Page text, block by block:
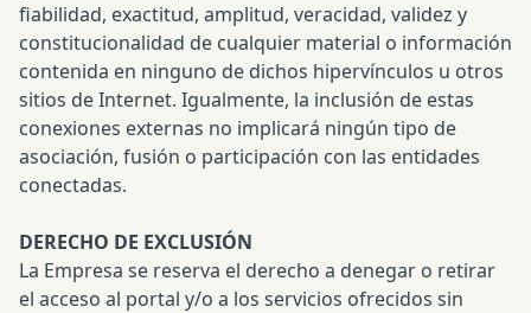
fiabilidad, exactitud, amplitud, veracidad, validez y
constitucionalidad de cualquier material o información
contenida en ninguno de dichos hipervínculos u otros
sitios de Internet. Igualmente, la inclusión de estas
conexiones externas no implicará ningún tipo de
asociación, fusión o participación con las entidades
conectadas.
DERECHO DE EXCLUSIÓN
La Empresa se reserva el derecho a denegar o retirar
el acceso al portal y/o a los servicios ofrecidos sin